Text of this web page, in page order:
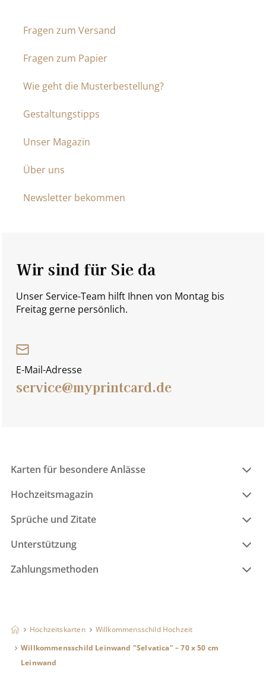
Fragen zum Versand
Fragen zum Papier
Wie geht die Musterbestellung?
Gestaltungstipps
Unser Magazin
Über uns
Newsletter bekommen
Wir sind für Sie da
Unser Service-Team hilft Ihnen von Montag bis
Freitag gerne persönlich.
E-Mail-Adresse
service@myprintcard.de
Karten für besondere Anlässe
Hochzeitsmagazin
Sprüche und Zitate
Unterstützung
Zahlungsmethoden
Hochzeitskarten
Willkommensschild Hochzeit
Willkommensschild Leinwand "Selvatica" – 70 x 50 cm
Leinwand